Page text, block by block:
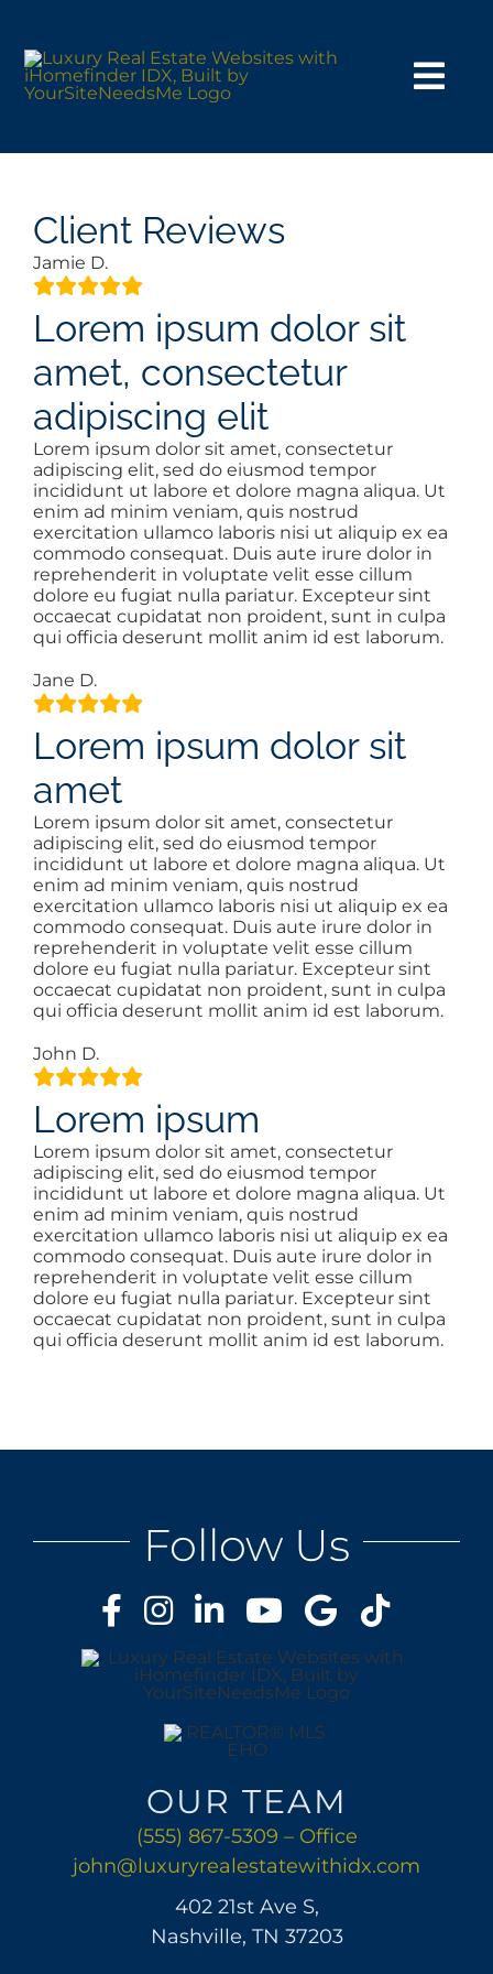
content
SEARCH
BUY
SELL
NOSY NEIGHBOR
AREAS
ABOUT
CONTACT
Client Reviews
Jamie D.
Lorem ipsum dolor sit
amet, consectetur
adipiscing elit
Lorem ipsum dolor sit amet, consectetur
adipiscing elit, sed do eiusmod tempor
incididunt ut labore et dolore magna aliqua. Ut
enim ad minim veniam, quis nostrud
exercitation ullamco laboris nisi ut aliquip ex ea
commodo consequat. Duis aute irure dolor in
reprehenderit in voluptate velit esse cillum
dolore eu fugiat nulla pariatur. Excepteur sint
occaecat cupidatat non proident, sunt in culpa
qui officia deserunt mollit anim id est laborum.
Jane D.
Lorem ipsum dolor sit
amet
Lorem ipsum dolor sit amet, consectetur
adipiscing elit, sed do eiusmod tempor
incididunt ut labore et dolore magna aliqua. Ut
enim ad minim veniam, quis nostrud
exercitation ullamco laboris nisi ut aliquip ex ea
commodo consequat. Duis aute irure dolor in
reprehenderit in voluptate velit esse cillum
dolore eu fugiat nulla pariatur. Excepteur sint
occaecat cupidatat non proident, sunt in culpa
qui officia deserunt mollit anim id est laborum.
John D.
Lorem ipsum
Lorem ipsum dolor sit amet, consectetur
adipiscing elit, sed do eiusmod tempor
incididunt ut labore et dolore magna aliqua. Ut
enim ad minim veniam, quis nostrud
exercitation ullamco laboris nisi ut aliquip ex ea
commodo consequat. Duis aute irure dolor in
reprehenderit in voluptate velit esse cillum
dolore eu fugiat nulla pariatur. Excepteur sint
occaecat cupidatat non proident, sunt in culpa
qui officia deserunt mollit anim id est laborum.
OUR TEAM
(555) 867-5309 – Office
john@luxuryrealestatewithidx.com
402 21st Ave S,
Nashville, TN 37203
Follow Us